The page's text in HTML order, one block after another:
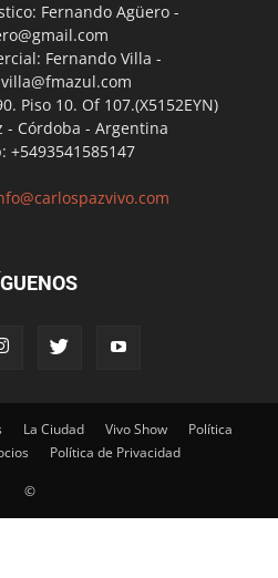
Fernando Agüero -
Fernando Villa -
Piso 10. Of 107.(X5152EYN)
- Córdoba - Argentina
+5493541585147
La Ciudad Vivo Show
Política
Política de Privacidad
©